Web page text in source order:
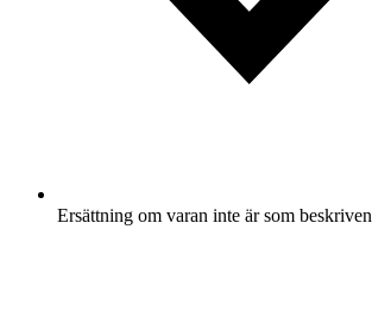
Ersättning om varan inte är som beskriven